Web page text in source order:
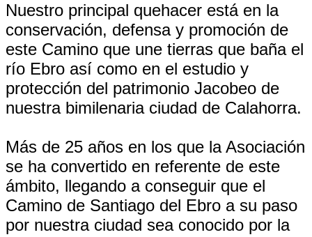
Nuestro principal quehacer está en la
conservación, defensa y promoción de
este Camino que une tierras que baña el
río Ebro así como en el estudio y
protección del patrimonio Jacobeo de
nuestra bimilenaria ciudad de Calahorra.
Más de 25 años en los que la Asociación
se ha convertido en referente de este
ámbito, llegando a conseguir que el
Camino de Santiago del Ebro a su paso
por nuestra ciudad sea conocido por la